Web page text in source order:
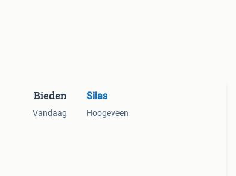
Bieden
Vandaag
Silas
Hoogeveen